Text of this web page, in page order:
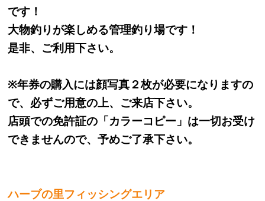
です！
大物釣りが楽しめる管理釣り場です！
是非、ご利用下さい。
※年券の購入には顔写真２枚が必要になりますの
で、必ずご用意の上、ご来店下さい。
店頭での免許証の「カラーコピー」は一切お受け
できませんので、予めご了承下さい。
ハーブの里フィッシングエリア